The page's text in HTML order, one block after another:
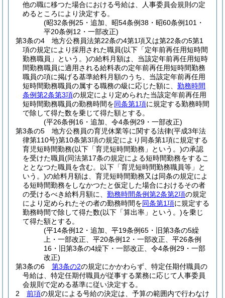
他の職に移つた場合における号給は、人事委員会規則の定
めるところにより決定する。
(昭32条例25・追加、昭54条例38・昭60条例101・
平20条例12・一部改正)
第3条の4
地方公務員法第22条の4第1項又は第22条の5第1
項の規定により採用された職員(以下「定年前再任用短時間
勤務職員」という。)の給料月額は、当該定年前再任用短時
間勤務職員に適用される給料表の定年前再任用短時間勤務
職員の項に掲げる基準給料月額のうち、当該定年前再任用
短時間勤務職員の属する職務の級に応じた額に、 勤務時間
条例第2条第3項の規定により定められた当該定年前再任用
短時間勤務職員の勤務時間を同条第1項に規定する勤務時間
で除して得た数を乗じて得た額とする。
(平26条例16・追加、令4条例29・一部改正)
第3条の5
地方公務員の育児休業等に関する法律(平成3年法
律第110号)第10条第3項の規定により同条第1項に規定する
育児短時間勤務(以下「育児短時間勤務」という。)の承認
を受けた職員(同法第17条の規定による短時間勤務をするこ
ととなつた職員を含む。以下「育児短時間勤務職員等」と
いう。)の給料月額は、育児短時間勤務又は同条の規定によ
る短時間勤務をしなかつたと仮定した場合におけるその者
の受けるべき給料月額に、 勤務時間条例第2条第2項の規定
により定められたその者の勤務時間を同条第1項に規定する
勤務時間で除して得た数(以下「算出率」という。)を乗じ
て得た額とする。
(平14条例12・追加、平19条例65・旧第3条の5繰
上・一部改正、平20条例12・一部改正、平26条例
16・旧第3条の4繰下・一部改正、令4条例29・一部
改正)
第3条の6
第3条の2の規定にかかわらず、特定任期付職員の
号給は、特定任期付職員が従事する業務に応じて人事委員
会規則で定める基準に従い決定する。
2
前項の規定による号給の決定は、予算の範囲内で行わなけ